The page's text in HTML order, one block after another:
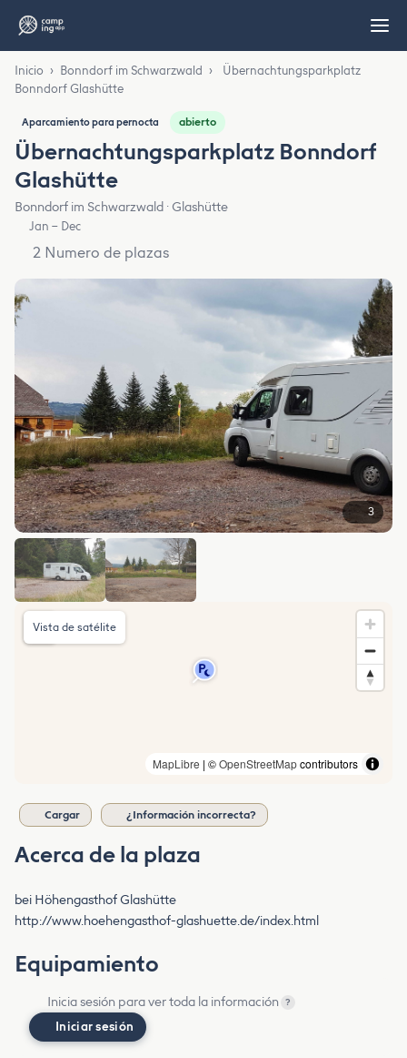
Inicio › Bonndorf im Schwarzwald ›
Übernachtungsparkplatz
Bonndorf Glashütte
Aparcamiento para pernocta abierto
Übernachtungsparkplatz Bonndorf
Glashütte
Bonndorf im Schwarzwald · Glashütte
Jan – Dec
2 Numero de plazas
3
MapLibre | ©OpenStreetMapcontributors
Vista de satélite
Cargar ¿Información incorrecta?
Acerca de la plaza
bei Höhengasthof Glashütte
http://www.hoehengasthof-glashuette.de/index.html
Equipamiento
Inicia sesión para ver toda la información ?
Iniciar sesión